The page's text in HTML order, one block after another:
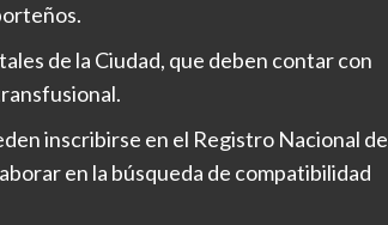
de la Ciudad, que deben contar con
inscribirse en el Registro Nacional de
en la búsqueda de compatibilidad